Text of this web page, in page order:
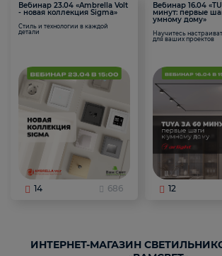
Вебинар 23.04 «Ambrella Volt
- новая коллекция Sigma»
Стиль и технологии в каждой
детали
14 686
Вебинар 16.04
минут: первые
умному дому»
Научитесь
для ваших проектов
12
ИНТЕРНЕТ-МАГАЗИН